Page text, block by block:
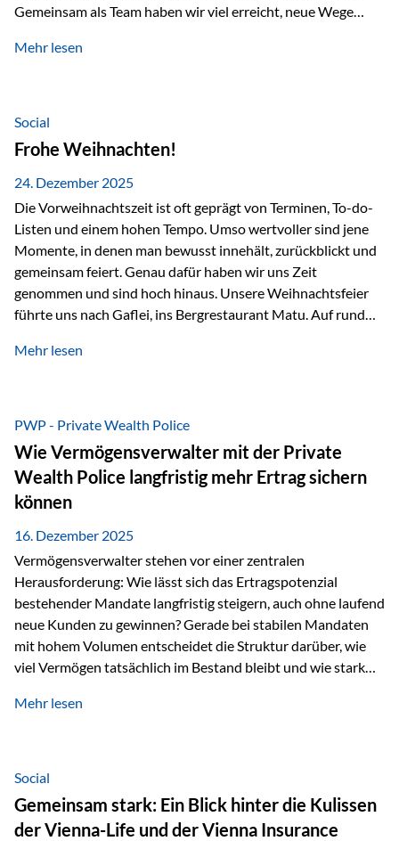
Gemeinsam als Team haben wir viel erreicht, neue Wege
Veranstaltungen wie der Schnifisschnauf, aber auch unsere
starkes Miteinander ist. Neben diesen gemeinsamen
Erlebnissen konnten wir…
Mehr lesen
Social
Frohe Weihnachten!
24. Dezember 2025
Die Vorweihnachtszeit ist oft geprägt von Terminen, To-do-
Listen und einem hohen Tempo. Umso wertvoller sind jene
Momente, in denen man bewusst innehält, zurückblickt und
gemeinsam feiert. Genau dafür haben wir uns Zeit
genommen und sind hoch hinaus. Unsere Weihnachtsfeier
führte uns nach Gaflei, ins Bergrestaurant Matu. Auf rund
beeindruckendes Panorama, sondern auch etwas, das im
verschneiter Landschaft, bei feinem Essen, guter Musik und
einer entspannten…
Mehr lesen
PWP - Private Wealth Police
Wie Vermögensverwalter mit der Private
Wealth Police langfristig mehr Ertrag sichern
können
16. Dezember 2025
Vermögensverwalter stehen vor einer zentralen
Herausforderung: Wie lässt sich das Ertragspotenzial
bestehender Mandate langfristig steigern, auch ohne laufend
neue Kunden zu gewinnen? Gerade bei stabilen Mandaten
mit hohem Volumen entscheidet die Struktur darüber, wie
viel Vermögen tatsächlich im Bestand bleibt und wie stark
Beispiel verdeutlicht diese Wirkung besonders deutlich.
hinzukommen, spielt nicht nur die Rendite eine Rolle. Auch
steuerliche Effekte haben einen erheblichen Einfluss auf…
Mehr lesen
Social
Gemeinsam stark: Ein Blick hinter die Kulissen
der Vienna-Life und der Vienna Insurance